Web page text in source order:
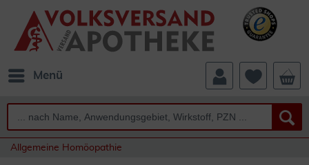
Menü
Allgemeine Homöopathie